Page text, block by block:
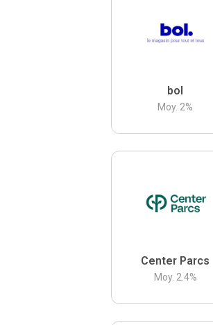
bol
Moy. 2%
Center Parcs
Moy. 2.4%